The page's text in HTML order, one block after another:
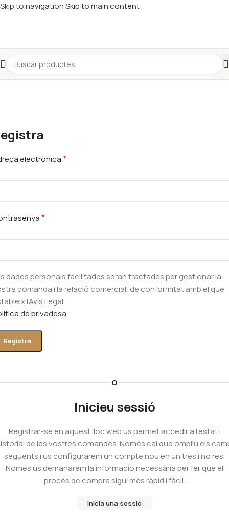
Skip to navigationSkip to main content
electrònica*
*
dades personals facilitades seran tractades per gestionar la
comanda i la relació comercial, de conformitat amb el que
l’Avís Legal.
de privadesa.
Registra
O
Inicieu sessió
Registrar-se en aquest lloc web us permet accedir a l’estat i
de les vostres comandes. Només cal que ompliu els
següents i us configurarem un compte nou en un tres i no res.
Només us demanarem la informació necessària per fer que el
procés de compra sigui més ràpid i fàcil.
Inicia una sessió